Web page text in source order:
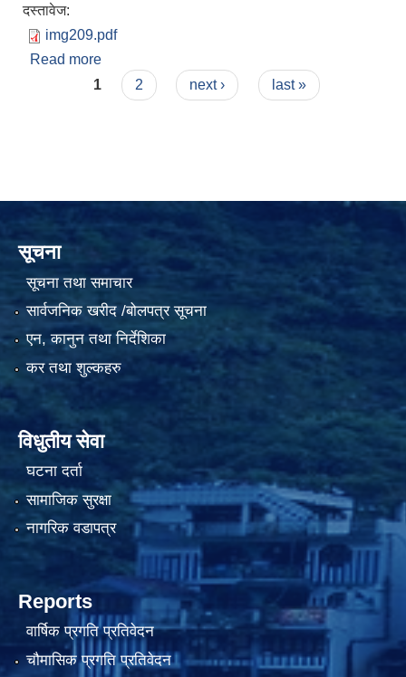
दस्तावेज:
img209.pdf
Read more
Pages
1 2 next › last »
सूचना
सूचना तथा समाचार
सार्वजनिक खरीद /बोलपत्र सूचना
एन, कानुन तथा निर्देशिका
कर तथा शुल्कहरु
विधुतीय सेवा
घटना दर्ता
सामाजिक सुरक्षा
नागरिक वडापत्र
Reports
वार्षिक प्रगति प्रतिवेदन
चौमासिक प्रगति प्रतिवेदन